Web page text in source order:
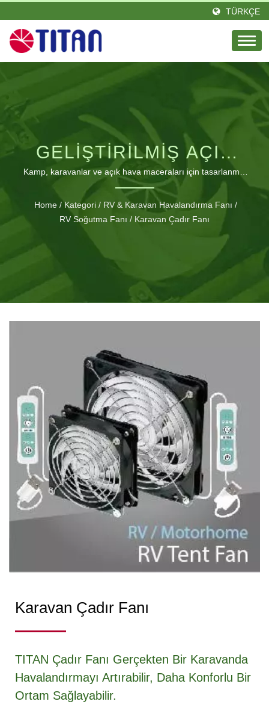
TÜRKÇE
GELIŞTIRILMIŞ AÇIK
HAVA KONFORU IÇIN
PREMIUM KARAVAN
TENTELERI FANLARI
Kamp, karavanlar ve açık hava maceraları için tasarlanmış
çok yönlü manyetik soğutma çözümleri
Home / Kategori / RV & Karavan Havalandırma Fanı /
RV Soğutma Fanı / Karavan Çadır Fanı
Karavan Çadır Fanı
TITAN Çadır Fanı Gerçekten Bir Karavanda
Havalandırmayı Artırabilir, Daha Konforlu Bir
Ortam Sağlayabilir.